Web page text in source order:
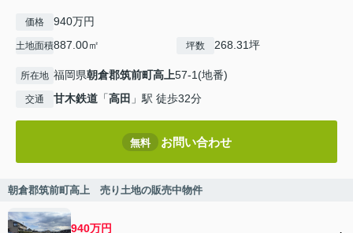
価格 940万円
土地面積887.00㎡ 坪数 268.31坪
所在地 福岡県朝倉郡筑前町高上57-1(地番)
交通 甘木鉄道 「高田 」駅 徒歩32分
無料 お問い合わせ
朝倉郡筑前町高上 売り土地の販売中物件
940万円